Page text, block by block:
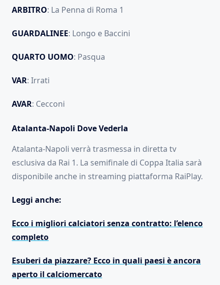
ARBITRO: La Penna di Roma 1
GUARDALINEE: Longo e Baccini
QUARTO UOMO: Pasqua
VAR: Irrati
AVAR: Cecconi
Atalanta-Napoli Dove Vederla
Atalanta-Napoli verrà trasmessa in diretta tv
esclusiva da Rai 1. La semifinale di Coppa Italia sarà
disponibile anche in streaming piattaforma RaiPlay.
Leggi anche:
Ecco i migliori calciatori senza contratto: l’elenco
completo
Esuberi da piazzare? Ecco in quali paesi è ancora
aperto il calciomercato